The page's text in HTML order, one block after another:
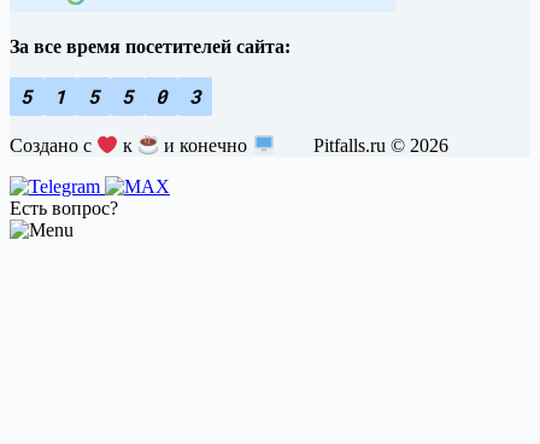
За все время посетителей сайта:
5 1 5 5 0 3
Создано с к и конечно Pitfalls.ru © 2026
Есть вопрос?